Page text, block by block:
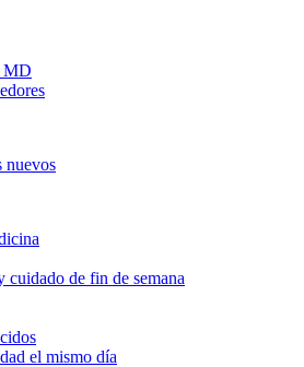
MD
nuevos
de fin de semana
el mismo día